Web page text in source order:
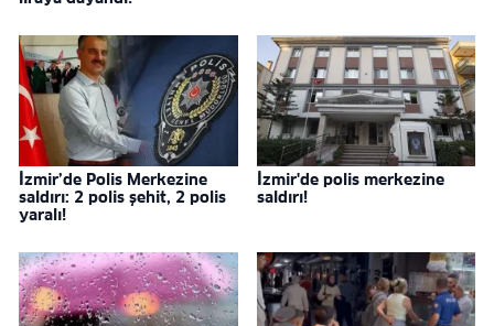
İzmir’de Polis Merkezine
saldırı: 2 polis şehit, 2 polis
yaralı!
İzmir'de polis merkezine
saldırı!